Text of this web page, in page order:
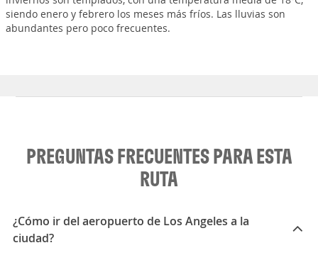
siendo enero y febrero los meses más fríos. Las lluvias son
abundantes pero poco frecuentes.
PREGUNTAS FRECUENTES PARA ESTA
RUTA
¿Cómo ir del aeropuerto de Los Angeles a la
ciudad?